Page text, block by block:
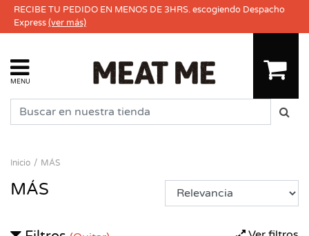
RECIBE TU PEDIDO EN MENOS DE 3HRS. escogiendo Despacho
Express(ver más)
MENU
Inicio MÁS
MÁS